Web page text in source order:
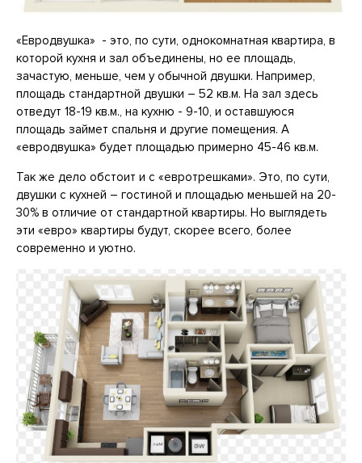
«Евродвушка» - это, по сути, однокомнатная квартира, в
которой кухня и зал объединены, но ее площадь,
зачастую, меньше, чем у обычной двушки. Например,
площадь стандартной двушки – 52 кв.м. На зал здесь
отведут 18-19 кв.м., на кухню - 9-10, и оставшуюся
площадь займет спальня и другие помещения. А
«евродвушка» будет площадью примерно 45-46 кв.м.
Так же дело обстоит и с «евротрешками». Это, по сути,
двушки с кухней – гостиной и площадью меньшей на 20-
30% в отличие от стандартной квартиры. Но выглядеть
эти «евро» квартиры будут, скорее всего, более
современно и уютно.